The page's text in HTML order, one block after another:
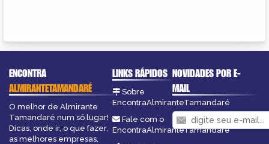
ENCONTRA
ALMIRANTETAMANDARÉ
O melhor de Almirante
Tamandaré num só lugar!
Dicas, onde ir, o que fazer,
as melhores empresas,
LINKS RÁPIDOS
Sobre
EncontraAlmiranteTamandaré
Fale com o
EncontraAlmiranteTamandaré
NOVIDADES POR E-
MAIL